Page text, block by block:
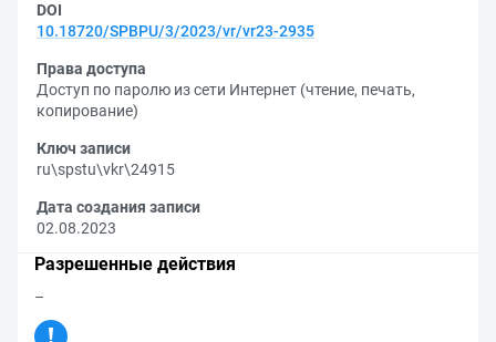
DOI
10.18720/SPBPU/3/2023/vr/vr23-2935
Права доступа
Доступ по паролю из сети Интернет (чтение, печать,
копирование)
Ключ записи
ru\spstu\vkr\24915
Дата создания записи
02.08.2023
Разрешенные действия
–